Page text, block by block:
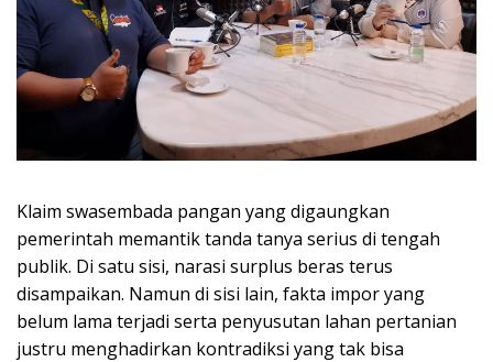
Klaim swasembada pangan yang digaungkan
pemerintah memantik tanda tanya serius di tengah
publik. Di satu sisi, narasi surplus beras terus
disampaikan. Namun di sisi lain, fakta impor yang
belum lama terjadi serta penyusutan lahan pertanian
justru menghadirkan kontradiksi yang tak bisa